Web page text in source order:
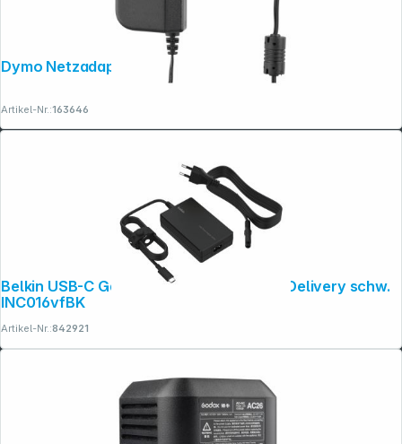
Dymo Netzadapter D1 40076
Artikel-Nr.:163646
Belkin USB-C GaN Netzteil 100W Power Delivery schw.
INC016vfBK
Artikel-Nr.:842921